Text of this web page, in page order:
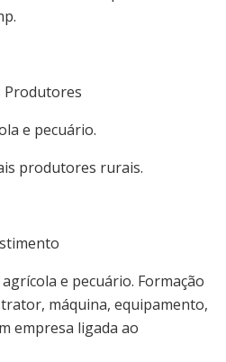
Produtores
e pecuário.
produtores rurais.
e pecuário. Formação
máquina, equipamento,
empresa ligada ao